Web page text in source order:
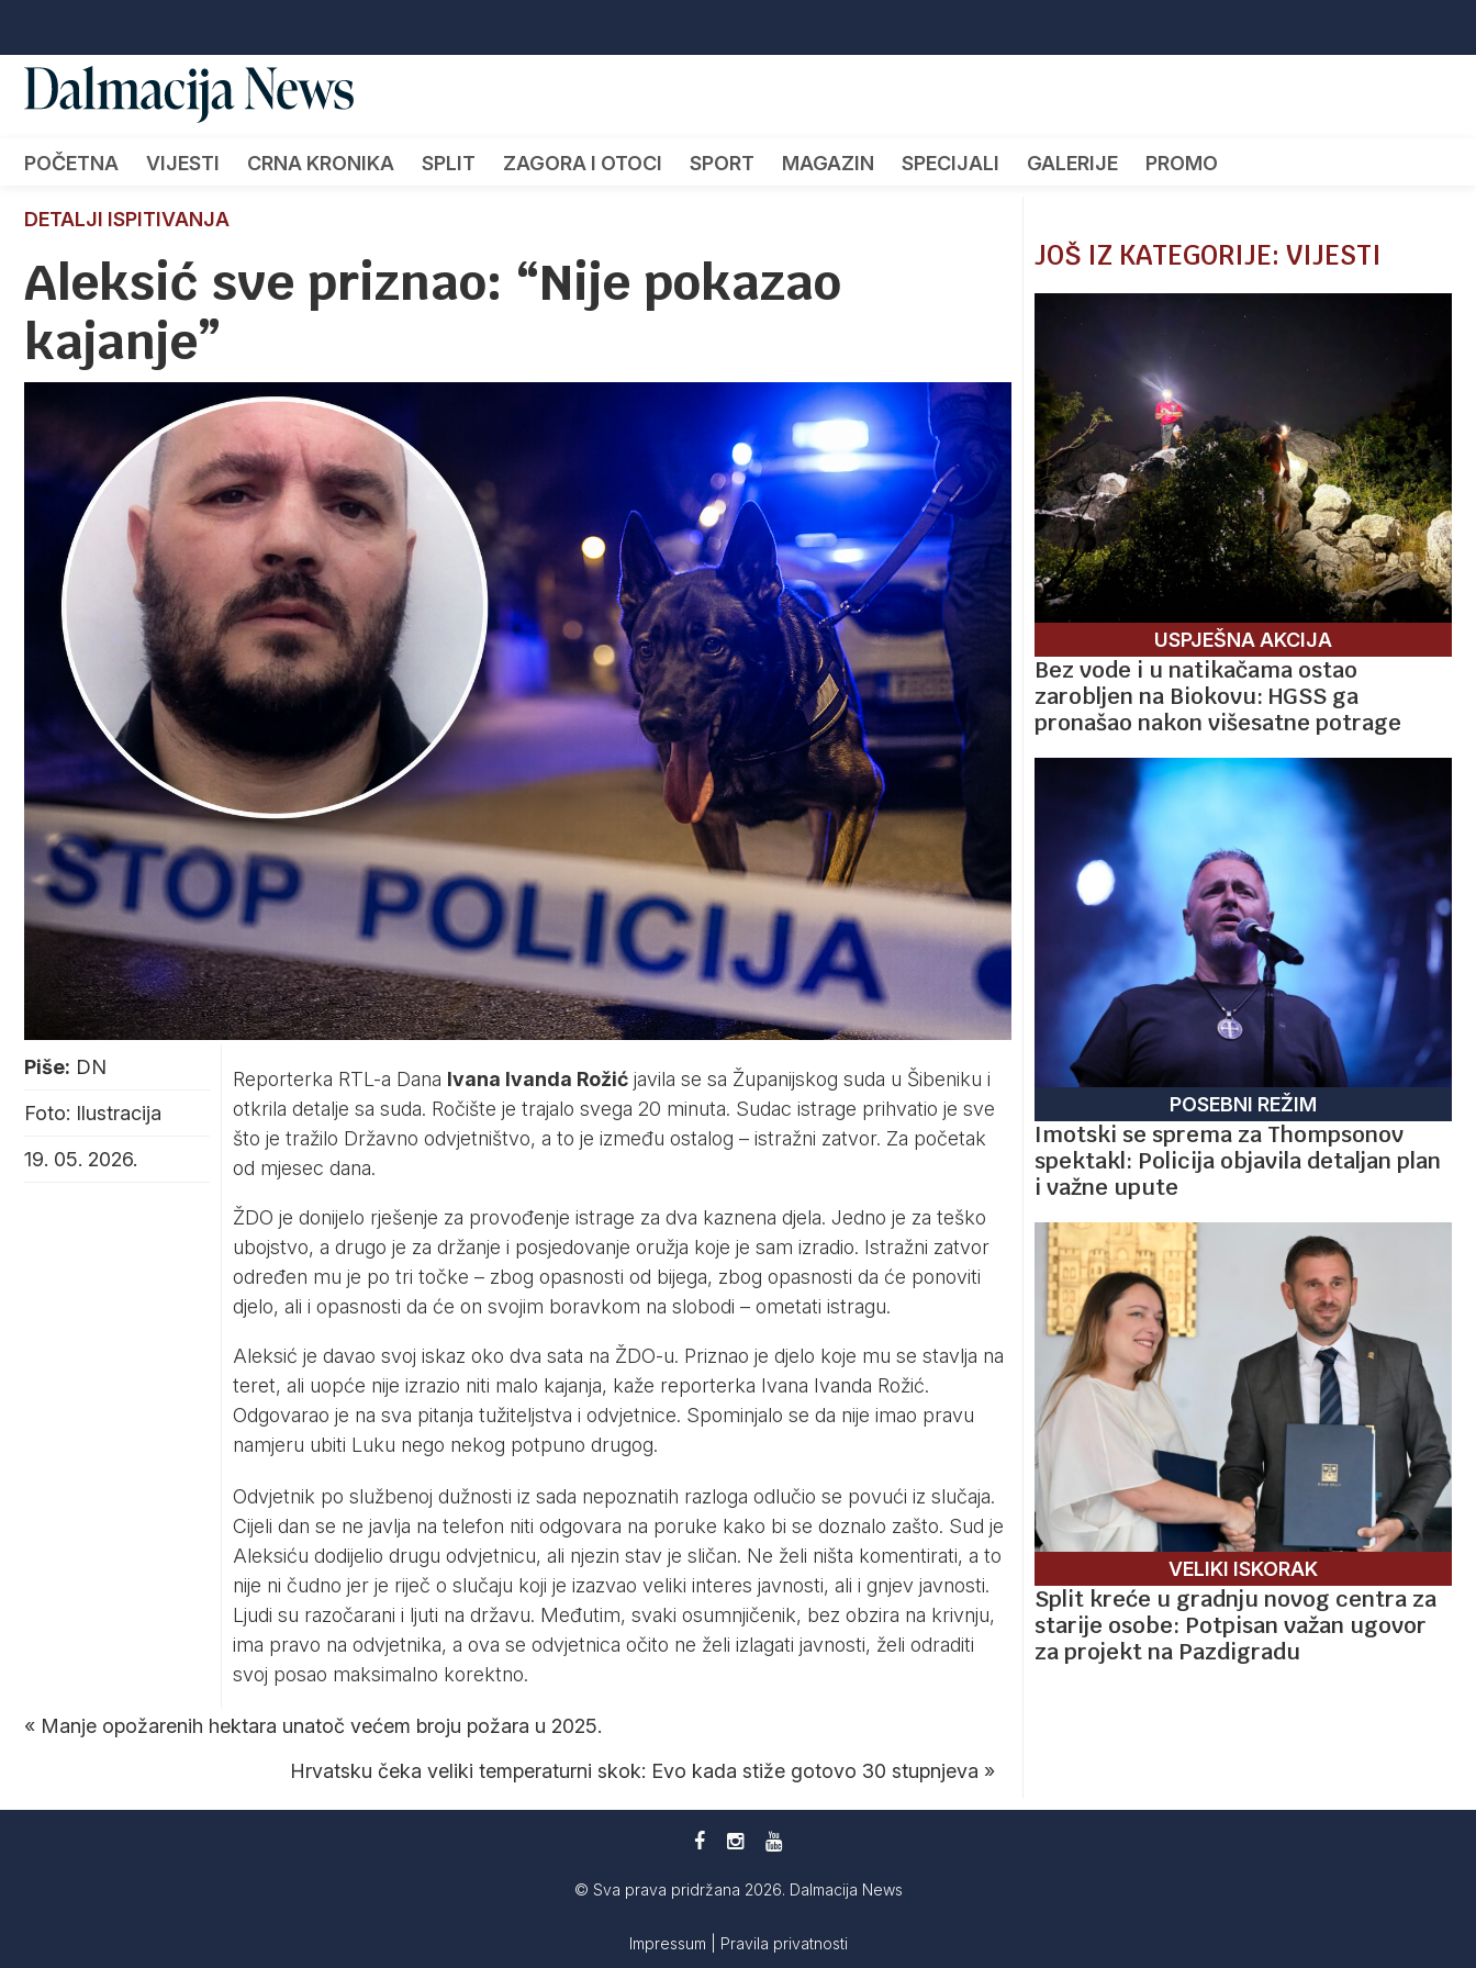
POČETNA VIJESTI CRNA KRONIKA SPLIT ZAGORA I OTOCI SPORT MAGAZIN SPECIJALI GALERIJE PROMO
DETALJI ISPITIVANJA
Aleksić sve priznao: “Nije pokazao
kajanje”
Piše: DN
Foto: Ilustracija
19. 05. 2026.
Reporterka RTL-a Dana Ivana Ivanda Rožićjavila se sa Županijskog suda u Šibeniku i
otkrila detalje sa suda. Ročište je trajalo svega 20 minuta. Sudac istrage prihvatio je sve
što je tražilo Državno odvjetništvo, a to je između ostalog – istražni zatvor. Za početak
od mjesec dana.
ŽDO je donijelo rješenje za provođenje istrage za dva kaznena djela. Jedno je za teško
ubojstvo, a drugo je za držanje i posjedovanje oružja koje je sam izradio. Istražni zatvor
određen mu je po tri točke – zbog opasnosti od bijega, zbog opasnosti da će ponoviti
djelo, ali i opasnosti da će on svojim boravkom na slobodi – ometati istragu.
Aleksić je davao svoj iskaz oko dva sata na ŽDO-u. Priznao je djelo koje mu se stavlja na
teret, ali uopće nije izrazio niti malo kajanja, kaže reporterka Ivana Ivanda Rožić.
Odgovarao je na sva pitanja tužiteljstva i odvjetnice. Spominjalo se da nije imao pravu
namjeru ubiti Luku nego nekog potpuno drugog.
Odvjetnik po službenoj dužnosti iz sada nepoznatih razloga odlučio se povući iz slučaja.
Cijeli dan se ne javlja na telefon niti odgovara na poruke kako bi se doznalo zašto. Sud je
Aleksiću dodijelio drugu odvjetnicu, ali njezin stav je sličan. Ne želi ništa komentirati, a to
nije ni čudno jer je riječ o slučaju koji je izazvao veliki interes javnosti, ali i gnjev javnosti.
Ljudi su razočarani i ljuti na državu. Međutim, svaki osumnjičenik, bez obzira na krivnju,
ima pravo na odvjetnika, a ova se odvjetnica očito ne želi izlagati javnosti, želi odraditi
svoj posao maksimalno korektno.
« Manje opožarenih hektara unatoč većem broju požara u 2025.
Hrvatsku čeka veliki temperaturni skok: Evo kada stiže gotovo 30 stupnjeva »
JOŠ IZ KATEGORIJE: VIJESTI
USPJEŠNA AKCIJA
Bez vode i u natikačama ostao
zarobljen na Biokovu: HGSS ga
pronašao nakon višesatne potrage
POSEBNI REŽIM
Imotski se sprema za Thompsonov
spektakl: Policija objavila detaljan plan
i važne upute
VELIKI ISKORAK
Split kreće u gradnju novog centra za
starije osobe: Potpisan važan ugovor
za projekt na Pazdigradu
© Sva prava pridržana 2026. Dalmacija News
Impressum Pravila privatnosti